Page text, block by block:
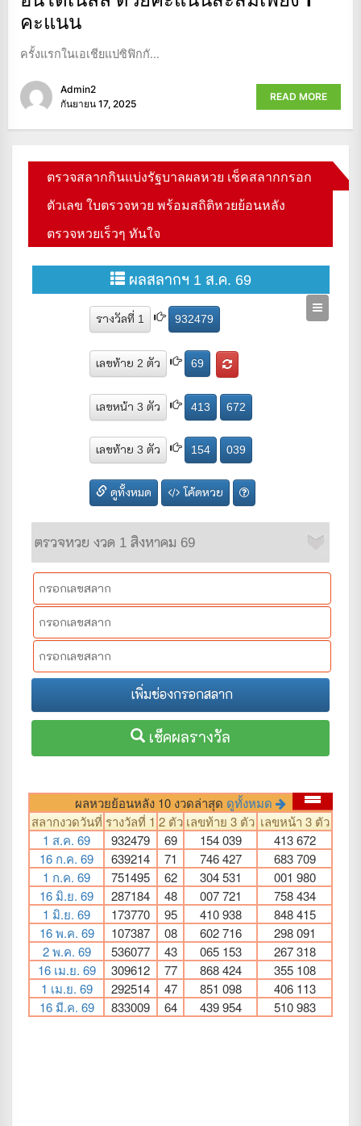
คะแนน
ครั้งแรกในเอเชียแปซิฟิกกั...
Admin2
กันยายน 17, 2025
READ MORE
ตรวจสลากกินแบ่งรัฐบาลผลหวย เช็คสลากกรอก
ตัวเลข ใบตรวจหวย พร้อมสถิติหวยย้อนหลัง
ตรวจหวยเร็วๆ ทันใจ